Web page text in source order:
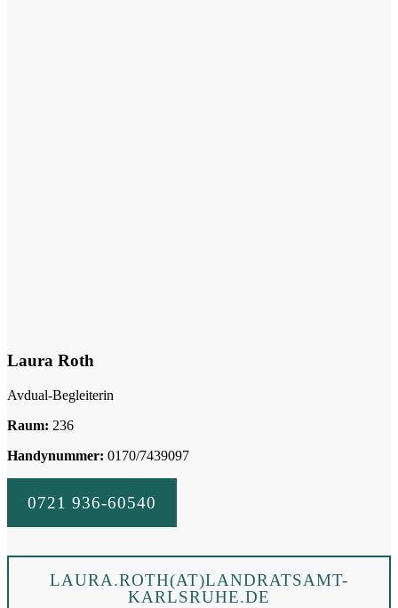
Laura Roth
Avdual-Begleiterin
Raum: 236
Handynummer: 0170/7439097
0721 936-60540
LAURA.ROTH(AT)LANDRATSAMT-
KARLSRUHE.DE